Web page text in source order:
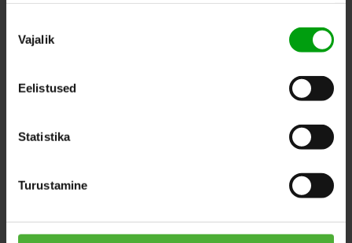
valik
Vajalik
Eelistused
Statistika
Turustamine
ПОХОЖИЕ ПРОДУКТЫ